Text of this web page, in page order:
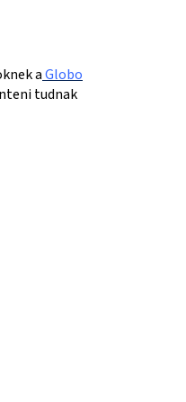
aGlobo
tudnak